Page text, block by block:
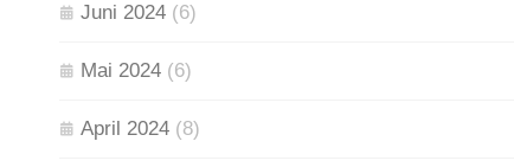
Juni 2024 (6)
Mai 2024 (6)
April 2024 (8)